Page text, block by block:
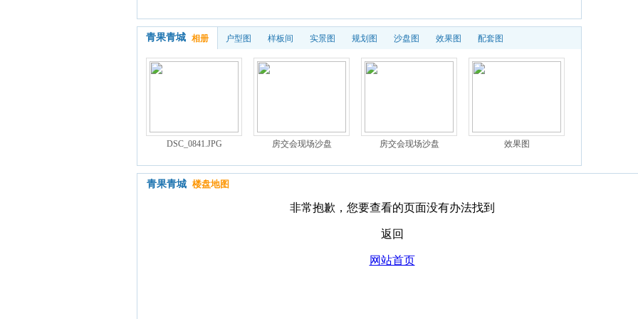
青果青城 相册 户型图 样板间 实景图 规划图 沙盘图 效果图 配套图
DSC_0841.JPG 房交会现场沙盘 房交会现场沙盘 效果图
青果青城 楼盘地图